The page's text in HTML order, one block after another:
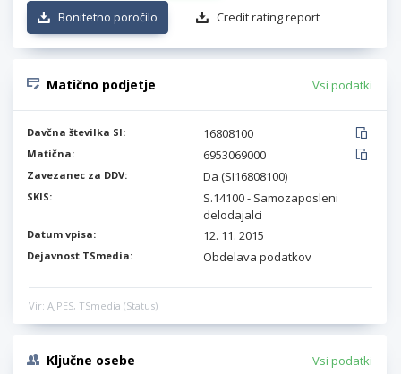
Bonitetno poročilo Credit rating report
Matično podjetje Vsi podatki
Davčna številka SI: 16808100
Matična: 6953069000
Zavezanec za DDV: Da (SI16808100)
SKIS:
S.14100 - Samozaposleni
delodajalci
Datum vpisa: 12. 11. 2015
Dejavnost TSmedia: Obdelava podatkov
Vir: AJPES, TSmedia (Status)
Ključne osebe Vsi podatki